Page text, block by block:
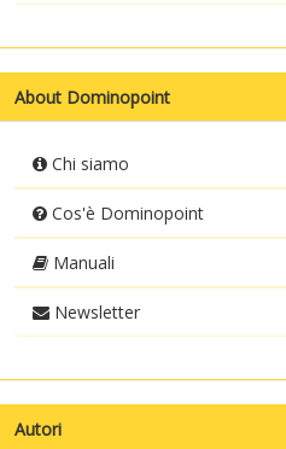
About Dominopoint
Chi siamo
Cos'è Dominopoint
Manuali
Newsletter
Autori